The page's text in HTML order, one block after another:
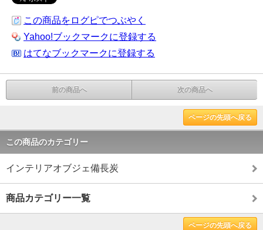
この商品をログピでつぶやく
Yahoo!ブックマークに登録する
はてなブックマークに登録する
前の商品へ 次の商品へ
ページの先頭へ戻る
この商品のカテゴリー
インテリアオブジェ備長炭
商品カテゴリー一覧
ページの先頭へ戻る